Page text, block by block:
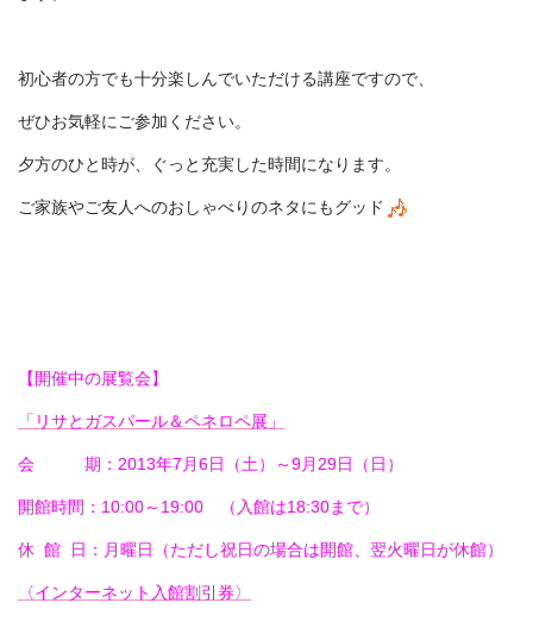
初心者の方でも十分楽しんでいただける講座ですので、
ぜひお気軽にご参加ください。
夕方のひと時が、ぐっと充実した時間になります。
ご家族やご友人へのおしゃべりのネタにもグッド
【開催中の展覧会】
「リサとガスパール＆ペネロペ展」
会 期：2013年7月6日（土）～9月29日（日）
開館時間：10:00～19:00 （入館は18:30まで）
休 館 日：月曜日（ただし祝日の場合は開館、翌火曜日が休館）
〈インターネット入館割引券〉